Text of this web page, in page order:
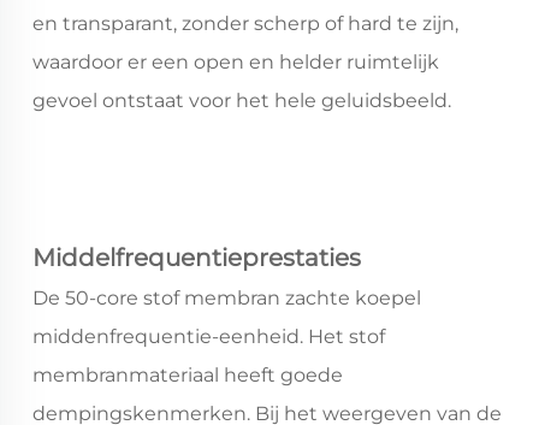
en transparant, zonder scherp of hard te zijn,
waardoor er een open en helder ruimtelijk
gevoel ontstaat voor het hele geluidsbeeld.
Middelfrequentieprestaties
De 50-core stof membran zachte koepel
middenfrequentie-eenheid. Het stof
membranmateriaal heeft goede
dempingskenmerken. Bij het weergeven van de